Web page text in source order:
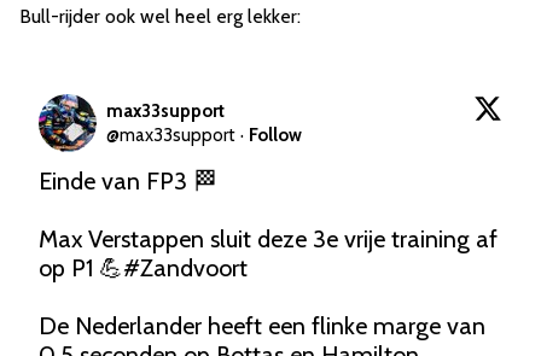
Bull-rijder ook wel heel erg lekker:
max33support
@max33support · Follow
Einde van FP3 🏁
Max Verstappen sluit deze 3e vrije training af
op P1 💪#Zandvoort
De Nederlander heeft een flinke marge van